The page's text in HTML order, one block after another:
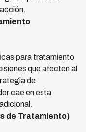
para tratamiento
que afecten al
de
cae en esta
de Tratamiento)